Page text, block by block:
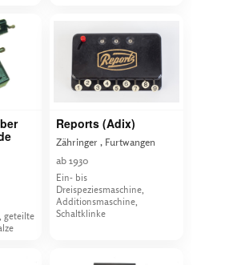
geteilte
Reports (Adix)
Zähringer , Furtwangen
ab 1930
Ein- bis
Dreispeziesmaschine,
Additionsmaschine,
Schaltklinke